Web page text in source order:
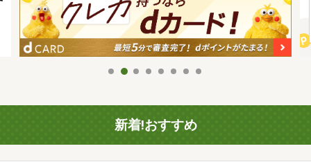
新着!おすすめ